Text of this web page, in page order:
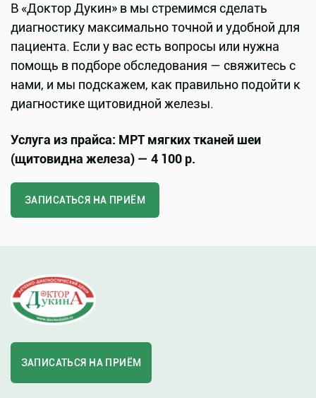
В «Доктор Дукин» в мы стремимся сделать
диагностику максимально точной и удобной для
пациента. Если у вас есть вопросы или нужна
помощь в подборе обследования — свяжитесь с
нами, и мы подскажем, как правильно подойти к
диагностике щитовидной железы.
Услуга из прайса: МРТ мягких тканей шеи
(щитовидна железа) — 4 100 р.
ЗАПИСАТЬСЯ НА ПРИЁМ
ЗАПИСАТЬСЯ НА ПРИЁМ